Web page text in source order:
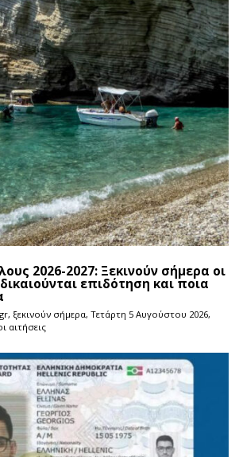
2026-2027: Ξεκινούν σήμερα οι
επιδότηση και ποια
ξεκινούν σήμερα, Τετάρτη 5 Αυγούστου 2026,
αιτήσεις